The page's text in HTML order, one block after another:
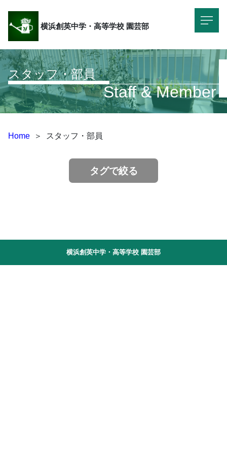
横浜創英中学・高等学校 園芸部
スタッフ・部員
Staff & Member
Home ＞ スタッフ・部員
タグで絞る
横浜創英中学・高等学校 園芸部